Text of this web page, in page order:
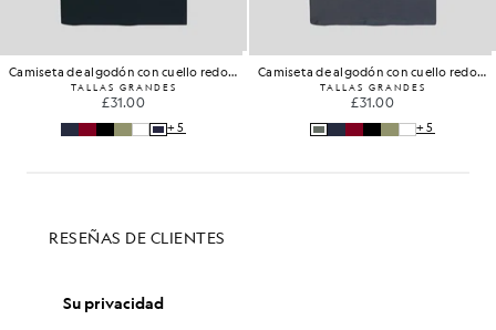
Camiseta de algodón con cuello redondo Camiseta de algodón con cuello redondo
TALLAS GRANDES
£31.00
TALLAS GRANDES
£31.00
Su privacidad